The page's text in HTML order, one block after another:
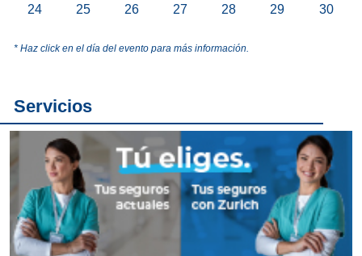
24 25 26 27 28 29 30
* Haz click en el día del evento para más información.
Servicios